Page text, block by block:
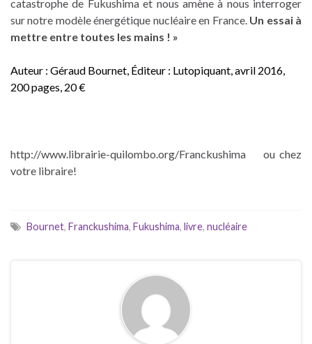
catastrophe de Fukushima et nous amène à nous interroger
sur notre modèle énergétique nucléaire en France. Un essai à
mettre entre toutes les mains ! »
Auteur : Géraud Bournet, Éditeur : Lutopiquant, avril 2016,
200 pages, 20 €
http://www.librairie-quilombo.org/Franckushima
ou chez
votre libraire!
Bournet, Franckushima, Fukushima, livre, nucléaire